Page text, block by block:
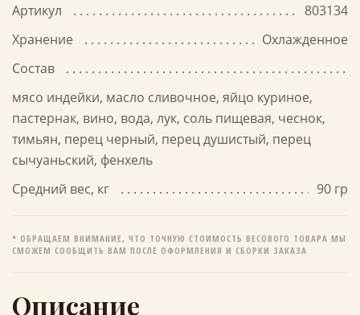
Артикул
803134
Хранение
Охлажденное
Состав
мясо индейки, масло сливочное, яйцо куриное,
пастернак, вино, вода, лук, соль пищевая, чеснок,
тимьян, перец черный, перец душистый, перец
сычуаньский, фенхель
Средний вес, кг
90 гр
* ОБРАЩАЕМ ВНИМАНИЕ, ЧТО ТОЧНУЮ СТОИМОСТЬ ВЕСОВОГО ТОВАРА МЫ
СМОЖЕМ СООБЩИТЬ ВАМ ПОСЛЕ ОФОРМЛЕНИЯ И СБОРКИ ЗАКАЗА
Описание